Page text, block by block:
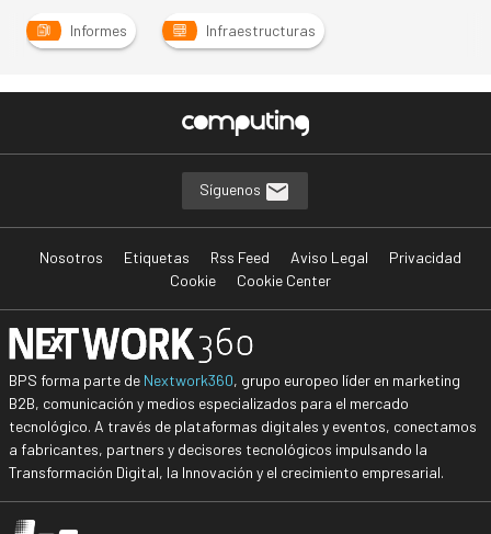
Informes Infraestructuras
Síguenos
Nosotros Etiquetas Rss Feed Aviso Legal
Privacidad
Cookie
Cookie Center
BPS forma parte de Nextwork360, grupo europeo líder en marketing
B2B, comunicación y medios especializados para el mercado
tecnológico. A través de plataformas digitales y eventos, conectamos
a fabricantes, partners y decisores tecnológicos impulsando la
Transformación Digital, la Innovación y el crecimiento empresarial.